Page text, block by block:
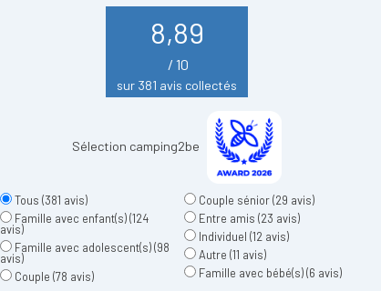
8,89
/ 10
sur 381 avis collectés
Sélection camping2be
Tous (381 avis)
Famille avec enfant(s)(124
avis)
Famille avec adolescent(s)(98
avis)
Couple (78 avis)
Couple sénior(29 avis)
Entre amis (23 avis)
Individuel (12 avis)
Autre (11 avis)
Famille avec bébé(s)(6 avis)